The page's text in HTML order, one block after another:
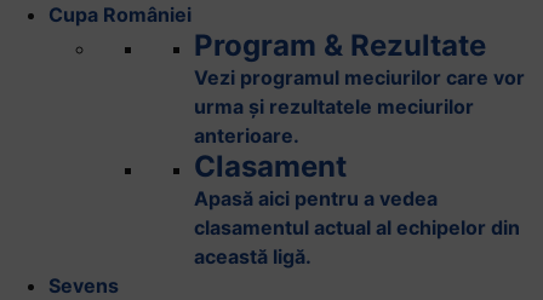
Cupa României
Program & Rezultate
Vezi programul meciurilor care vor
urma și rezultatele meciurilor
anterioare.
Clasament
Apasă aici pentru a vedea
clasamentul actual al echipelor din
această ligă.
Sevens